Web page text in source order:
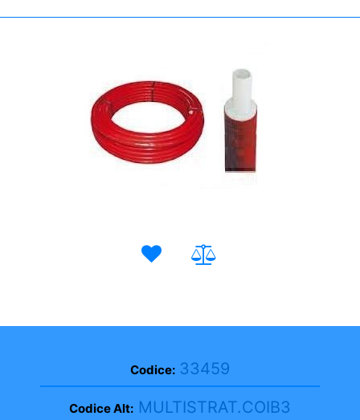
Codice: 33459
Codice Alt: MULTISTRAT.COIB3